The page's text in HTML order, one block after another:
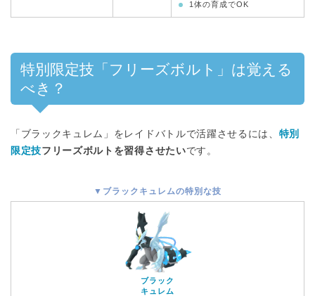
1体の育成でOK
特別限定技「フリーズボルト」は覚える
べき？
「ブラックキュレム」をレイドバトルで活躍させるには、 特別
限定技フリーズボルトを習得させたいです。
▼ブラックキュレムの特別な技
ブラック
キュレム